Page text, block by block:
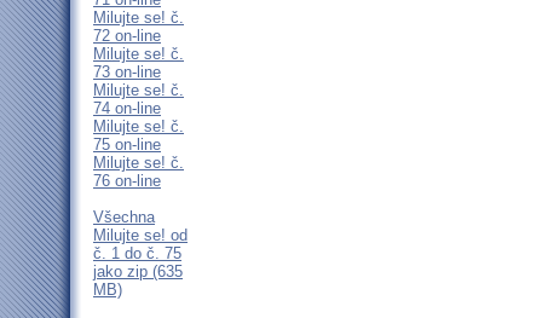
Milujte se! č.
72 on-line
Milujte se! č.
73 on-line
Milujte se! č.
74 on-line
Milujte se! č.
75 on-line
Milujte se! č.
76 on-line
Všechna
Milujte se! od
č. 1 do č. 75
jako zip (635
MB)